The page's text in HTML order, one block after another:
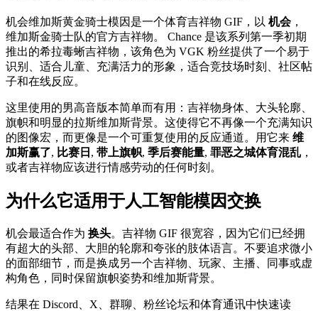
机会维加斯黄金骑士模因是一个体育吉祥物 GIF，以 机会，
维加斯金骑士队的官方吉祥物。 Chance 是该系列第一季初期
推出的希拉毒蜥吉祥物，该角色为 VGK 粉丝提供了一个易于
识别、适合儿童、充满活力的形象，适合竞技场时刻、社区帖
子和在线反应。
这里使用的男高音版本简单而有用：吉祥物身体、大头轮廓、
旗帜和明显的拉斯维加斯背景。这使得它不再像一个充满知识
的图像宏，而更像是一个可重复使用的反应通道。用它来 维
加斯赢了, 比赛日 , 带上旗帜, 季后赛能量, 罪恶之城体育混乱 ，
或者吉祥物应该进行情感劳动的任何时刻。
为什么它适用于人工智能模因交换
机会最适合作为 换头。吉祥物 GIF 很宽容，因为它们已经拥
有超大的头部、大胆的轮廓和夸张的肢体语言。不要追求微小
的面部细节，而是换成另一个吉祥物、玩家、主播、同事或虚
构角色，同时保留旗帜姿势和维加斯背景。
结果在 Discord、X、群聊、粉丝论坛和体育通讯中快速读